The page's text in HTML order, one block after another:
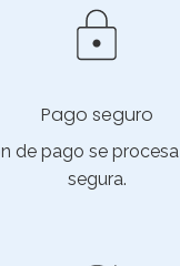
Pago seguro
de pago se
segura.